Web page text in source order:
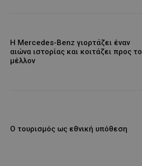
Η Mercedes-Benz γιορτάζει έναν
αιώνα ιστορίας και κοιτάζει προς το
μέλλον
Ο τουρισμός ως εθνική υπόθεση